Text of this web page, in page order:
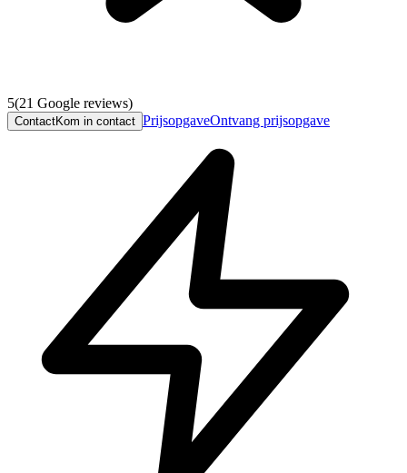
5(21 Google reviews)
ContactKom in contact PrijsopgaveOntvang prijsopgave